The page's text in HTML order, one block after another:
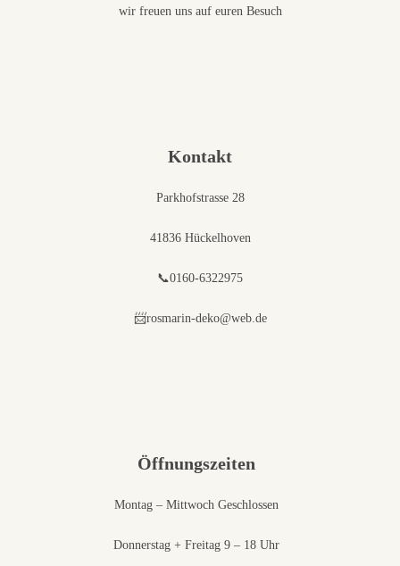
wir freuen uns auf euren Besuch
Kontakt
Parkhofstrasse 28
41836 Hückelhoven
📞0160-6322975
📨rosmarin-deko@web.de
Öffnungszeiten
Montag – Mittwoch Geschlossen
Donnerstag + Freitag 9 – 18 Uhr